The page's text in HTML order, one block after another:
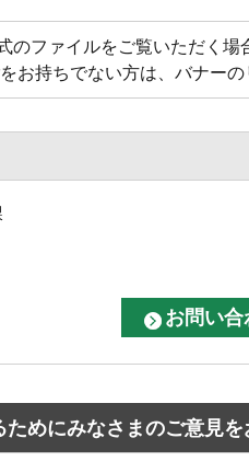
のファイルをご覧いただく
お持ちでない方は、バナー
めにみなさまのご意見